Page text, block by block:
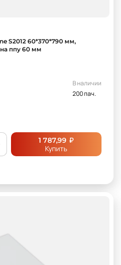
S2012 60*370*790 мм,
ппу 60 мм
В наличии
200 пач.
1 787,99 ₽
Купить